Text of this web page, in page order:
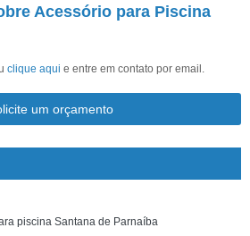
Acessório para Piscina
clique aqui e entre em contato por email.
um orçamento
piscina Santana de Parnaíba